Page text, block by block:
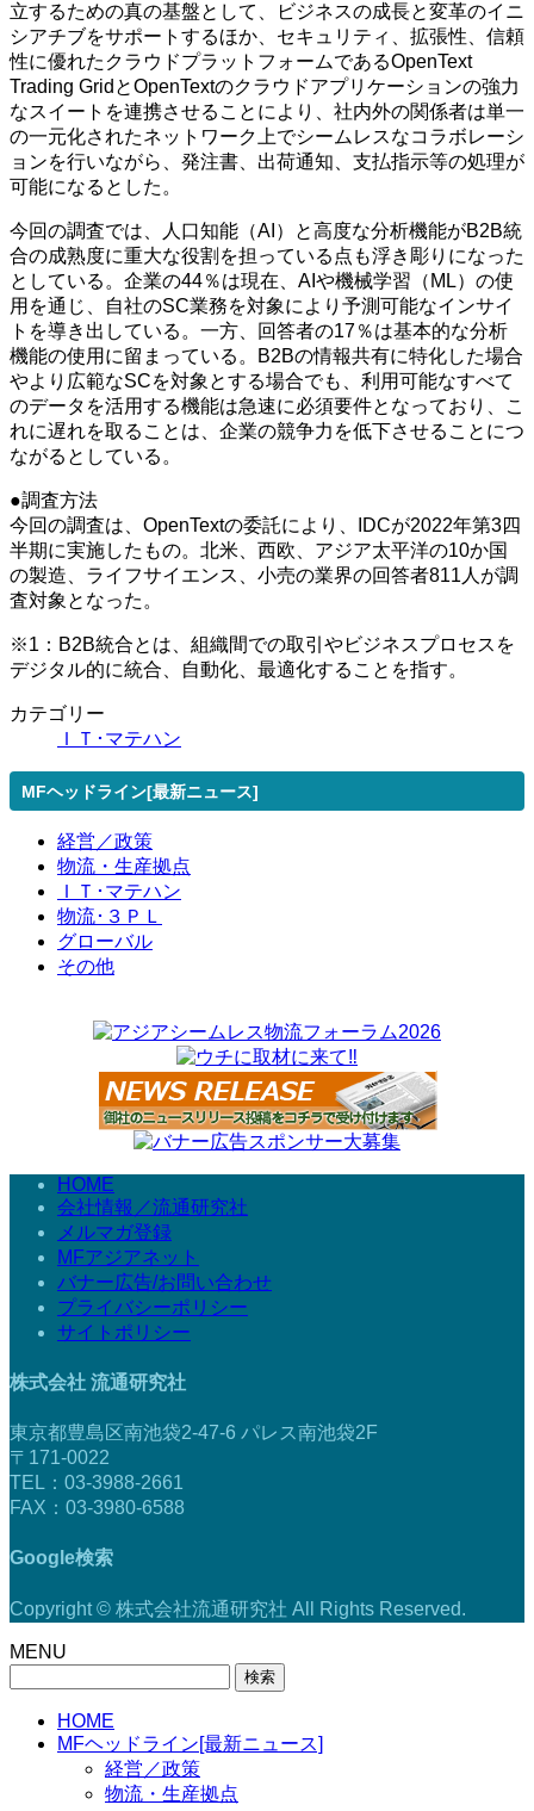
立するための真の基盤として、ビジネスの成長と変革のイニ
シアチブをサポートするほか、セキュリティ、拡張性、信頼
性に優れたクラウドプラットフォームであるOpenText
Trading GridとOpenTextのクラウドアプリケーションの強力
なスイートを連携させることにより、社内外の関係者は単一
の一元化されたネットワーク上でシームレスなコラボレーシ
ョンを行いながら、発注書、出荷通知、支払指示等の処理が
可能になるとした。
今回の調査では、人口知能（AI）と高度な分析機能がB2B統
合の成熟度に重大な役割を担っている点も浮き彫りになった
としている。企業の44％は現在、AIや機械学習（ML）の使
用を通じ、自社のSC業務を対象により予測可能なインサイ
トを導き出している。一方、回答者の17％は基本的な分析
機能の使用に留まっている。B2Bの情報共有に特化した場合
やより広範なSCを対象とする場合でも、利用可能なすべて
のデータを活用する機能は急速に必須要件となっており、こ
れに遅れを取ることは、企業の競争力を低下させることにつ
ながるとしている。
●調査方法
今回の調査は、OpenTextの委託により、IDCが2022年第3四
半期に実施したもの。北米、西欧、アジア太平洋の10か国
の製造、ライフサイエンス、小売の業界の回答者811人が調
査対象となった。
※1：B2B統合とは、組織間での取引やビジネスプロセスを
デジタル的に統合、自動化、最適化することを指す。
カテゴリー
ＩＴ･マテハン
MFヘッドライン[最新ニュース]
経営／政策
物流・生産拠点
ＩＴ･マテハン
物流･３ＰＬ
グローバル
その他
HOME
会社情報／流通研究社
メルマガ登録
MFアジアネット
バナー広告/お問い合わせ
プライバシーポリシー
サイトポリシー
株式会社 流通研究社
東京都豊島区南池袋2-47-6 パレス南池袋2F
〒171-0022
TEL：03-3988-2661
FAX：03-3980-6588
Google検索
Copyright © 株式会社流通研究社 All Rights Reserved.
MENU
HOME
MFヘッドライン[最新ニュース]
経営／政策
物流・生産拠点